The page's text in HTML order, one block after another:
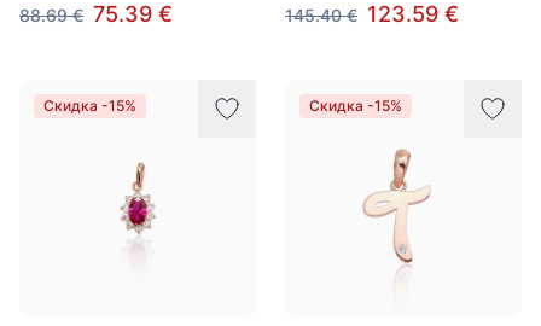
88.69 € 75.39 €
145.40 € 123.59 €
Скидка -15% Скидка -15%